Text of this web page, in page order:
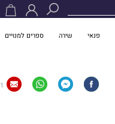
פנאי שירה ספרים למנויים
1